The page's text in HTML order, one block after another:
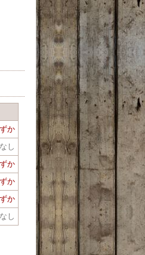
か
し
か
か
か
し